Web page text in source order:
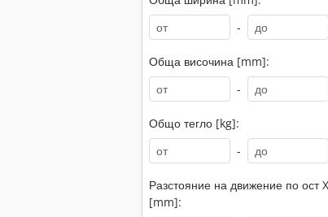
-
Обща височина [mm]:
-
Общо тегло [kg]:
-
Разстояние на движение по ост X
[mm]: